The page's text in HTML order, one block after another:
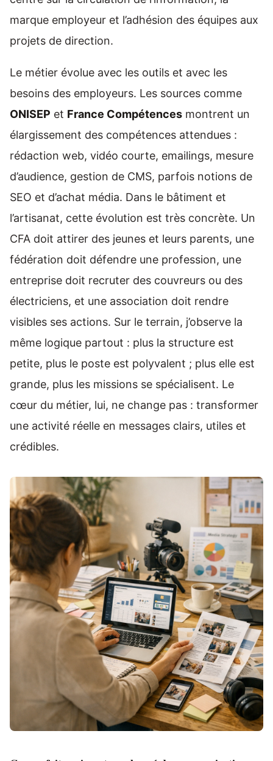
marque employeur et l’adhésion des équipes aux
projets de direction.
Le métier évolue avec les outils et avec les
besoins des employeurs. Les sources comme
ONISEP et France Compétences montrent un
élargissement des compétences attendues :
rédaction web, vidéo courte, emailings, mesure
d’audience, gestion de CMS, parfois notions de
SEO et d’achat média. Dans le bâtiment et
l’artisanat, cette évolution est très concrète. Un
CFA doit attirer des jeunes et leurs parents, une
fédération doit défendre une profession, une
entreprise doit recruter des couvreurs ou des
électriciens, et une association doit rendre
visibles ses actions. Sur le terrain, j’observe la
même logique partout : plus la structure est
petite, plus le poste est polyvalent ; plus elle est
grande, plus les missions se spécialisent. Le
cœur du métier, lui, ne change pas : transformer
une activité réelle en messages clairs, utiles et
crédibles.